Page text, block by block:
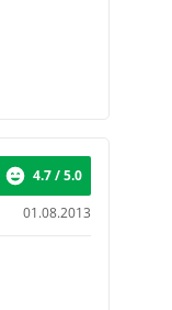
01.08.2013
4.7 / 5.0